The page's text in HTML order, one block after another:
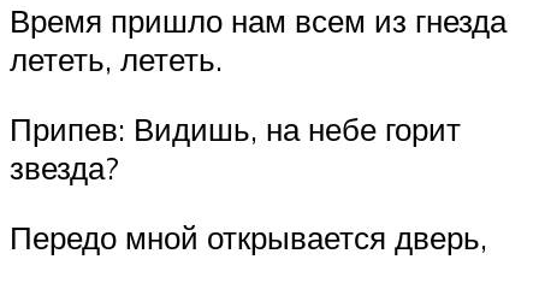
Время пришло нам всем из гнезда
лететь, лететь.
Припев: Видишь, на небе горит
звезда?
Передо мной открывается дверь,